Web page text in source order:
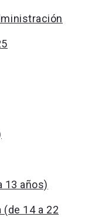
13 años)
(de 14 a 22